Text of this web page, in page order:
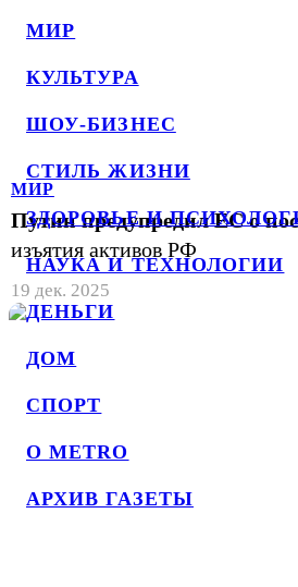
МИР
КУЛЬТУРА
ШОУ-БИЗНЕС
СТИЛЬ ЖИЗНИ
ЗДОРОВЬЕ И
НАУКА И ТЕХНОЛОГИИ
ДЕНЬГИ
ДОМ
СПОРТ
О METRO
АРХИВ ГАЗЕТЫ
МИР
Путин предупредил ЕС о
изъятия активов РФ
19 дек. 2025